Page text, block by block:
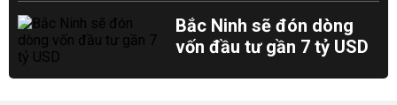
Bắc Ninh sẽ đón dòng
vốn đầu tư gần 7 tỷ USD